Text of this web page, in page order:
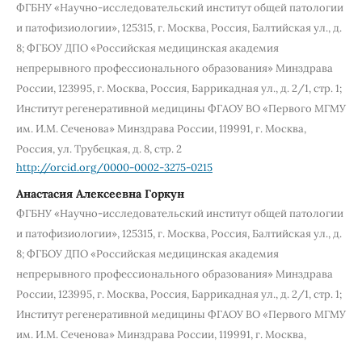
ФГБНУ «Научно-исследовательский институт общей патологии
и патофизиологии», 125315, г. Москва, Россия, Балтийская ул., д.
8; ФГБОУ ДПО «Российская медицинская академия
непрерывного профессионального образования» Минздрава
России, 123995, г. Москва, Россия, Баррикадная ул., д. 2/1, стр. 1;
Институт регенеративной медицины ФГАОУ ВО «Первого МГМУ
им. И.М. Сеченова» Минздрава России, 119991, г. Москва,
Россия, ул. Трубецкая, д. 8, стр. 2
http://orcid.org/0000-0002-3275-0215
Анастасия Алексеевна Горкун
ФГБНУ «Научно-исследовательский институт общей патологии
и патофизиологии», 125315, г. Москва, Россия, Балтийская ул., д.
8; ФГБОУ ДПО «Российская медицинская академия
непрерывного профессионального образования» Минздрава
России, 123995, г. Москва, Россия, Баррикадная ул., д. 2/1, стр. 1;
Институт регенеративной медицины ФГАОУ ВО «Первого МГМУ
им. И.М. Сеченова» Минздрава России, 119991, г. Москва,